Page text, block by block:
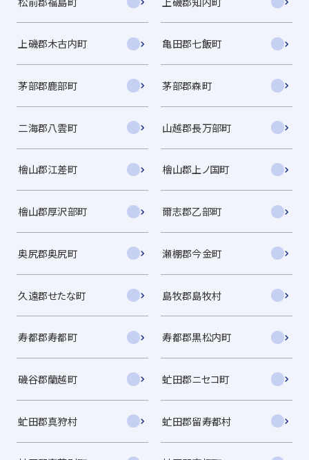
上磯郡木古内町 亀田郡七飯町
茅部郡鹿部町 茅部郡森町
二海郡八雲町 山越郡長万部町
檜山郡江差町 檜山郡上ノ国町
檜山郡厚沢部町 爾志郡乙部町
奥尻郡奥尻町 瀬棚郡今金町
久遠郡せたな町 島牧郡島牧村
寿都郡寿都町 寿都郡黒松内町
磯谷郡蘭越町 虻田郡ニセコ町
虻田郡真狩村 虻田郡留寿都村